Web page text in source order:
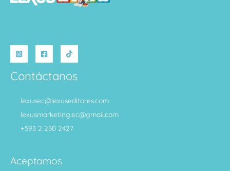
Contáctanos
lexusec@lexuseditores.com
lexusmarketing.ec@gmail.com
+593 2 250 2427
Aceptamos